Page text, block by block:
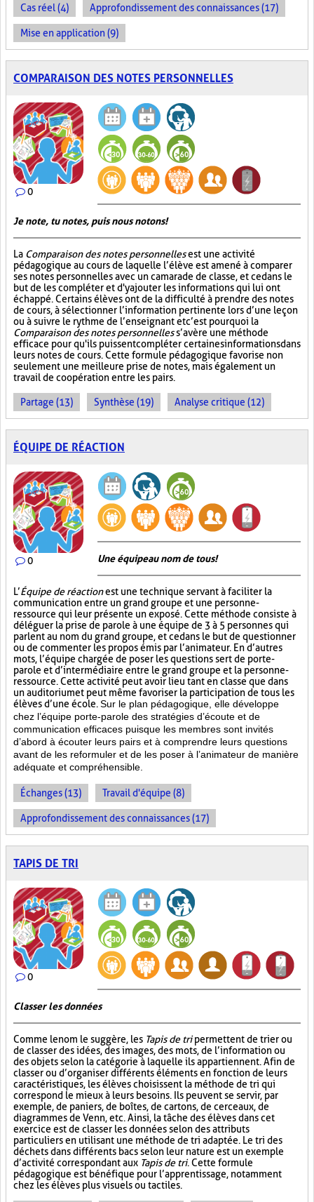
Cas réel (4) Approfondissement des connaissances (17)
Mise en application (9)
COMPARAISON DES NOTES PERSONNELLES
0
Je note, tu notes, puis nous notons!
La Comparaison des notes personnellesest une activité
pédagogique au cours de laquelle l’élève est amené à comparer
ses notes personnelles avec un camarade de classe, et ce dans le
but de les compléter et d'y ajouter les informations qui lui ont
échappé. Certains élèves ont de la difficulté à prendre des notes
de cours, à sélectionner l’information pertinente lors d’une leçon
ou à suivre le rythme de l’enseignant et c’est pourquoi la
Comparaison des notes personnelless’avère une méthode
efficace pour qu'ils puissent compléter certaines informations dans
leurs notes de cours. Cette formule pédagogique favorise non
seulement une meilleure prise de notes, mais également un
travail de coopération entre les pairs.
Partage (13) Synthèse (19) Analyse critique (12)
ÉQUIPE DE RÉACTION
0 Une équipe au nom de tous!
L’Équipe de réactionest une technique servant à faciliter la
communication entre un grand groupe et une personne-
ressource qui leur présente un exposé. Cette méthode consiste à
déléguer la prise de parole à une équipe de 3 à 5 personnes qui
parlent au nom du grand groupe, et ce dans le but de questionner
ou de commenter les propos émis par l’animateur. En d’autres
mots, l’équipe chargée de poser les questions sert de porte-
parole et d’intermédiaire entre le grand groupe et la personne-
ressource. Cette activité peut avoir lieu tant en classe que dans
un auditorium et peut même favoriser la participation de tous les
élèves d’une école. Sur le plan pédagogique, elle développe
chez l’équipe porte-parole des stratégies d’écoute et de
communication efficaces puisque les membres sont invités
d’abord à écouter leurs pairs et à comprendre leurs questions
avant de les reformuler et de les poser à l’animateur de manière
adéquate et compréhensible.
Échanges (13) Travail d'équipe (8)
Approfondissement des connaissances (17)
TAPIS DE TRI
0
Classer les données
Comme le nom le suggère, les Tapis de tripermettent de trier ou
de classer des idées, des images, des mots, de l’information ou
des objets selon la catégorie à laquelle ils appartiennent. Afin de
classer ou d’organiser différents éléments en fonction de leurs
caractéristiques, les élèves choisissent la méthode de tri qui
correspond le mieux à leurs besoins. Ils peuvent se servir, par
exemple, de paniers, de boîtes, de cartons, de cerceaux, de
diagrammes de Venn, etc. Ainsi, la tâche des élèves dans cet
exercice est de classer les données selon des attributs
particuliers en utilisant une méthode de tri adaptée. Le tri des
déchets dans différents bacs selon leur nature est un exemple
d’activité correspondant aux Tapis de tri. Cette formule
pédagogique est bénéfique pour l’apprentissage, notamment
chez les élèves plus visuels ou tactiles.